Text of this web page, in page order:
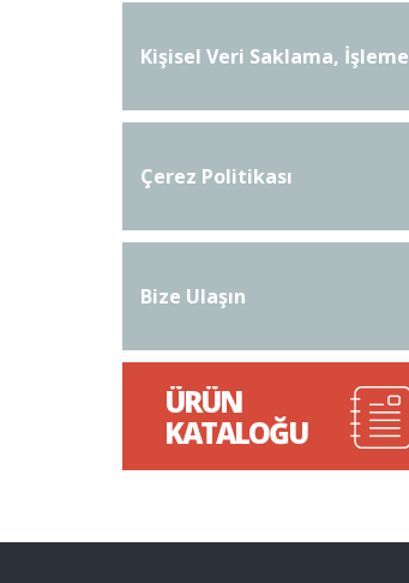
Kişisel Veri Saklama, İşleme
Ve İmha Prosedürü
Çerez Politikası
Bize Ulaşın
ÜRÜN
KATALOĞU